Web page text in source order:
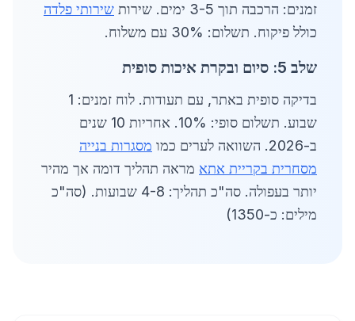
זמנים: הרכבה תוך 3-5 ימים. שירות
שירותי פלדה
כולל פיקוח. תשלום: 30% עם משלוח.
שלב 5: סיום ובקרת איכות סופית
בדיקה סופית באתר, עם תעודות. לוח זמנים: 1
שבוע. תשלום סופי: 10%. אחריות 10 שנים
ב-2026. השוואה לערים כמו
מסגרות בנייה
מסחרית בקריית אתא מראה תהליך דומה אך מהיר
יותר בעפולה. סה"כ תהליך: 4-8 שבועות. (סה"כ
מילים: כ-1350)